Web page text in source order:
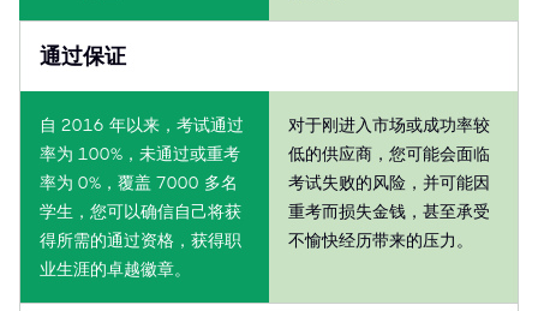
通过保证
自 2016 年以来，考试通过
率为 100%，未通过或重考
率为 0%，覆盖 7000 多名
学生，您可以确信自己将获
得所需的通过资格，获得职
业生涯的卓越徽章。
对于刚进入市场或成功率较
低的供应商，您可能会面临
考试失败的风险，并可能因
重考而损失金钱，甚至承受
不愉快经历带来的压力。